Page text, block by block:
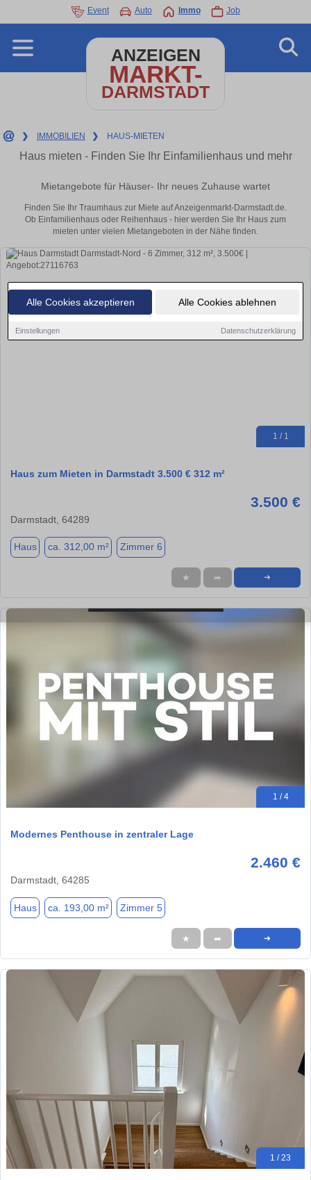
Alle Cookies akzeptieren Alle Cookies ablehnen
Einstellungen Datenschutzerklärung
Event Auto Immo Job
ANZEIGEN
MARKT-
DARMSTADT
❯ IMMOBILIEN ❯ HAUS-MIETEN
Haus mieten - Finden Sie Ihr Einfamilienhaus und mehr
Mietangebote für Häuser- Ihr neues Zuhause wartet
Finden Sie Ihr Traumhaus zur Miete auf Anzeigenmarkt-Darmstadt.de.
Ob Einfamilienhaus oder Reihenhaus - hier werden Sie Ihr Haus zum
mieten unter vielen Mietangeboten in der Nähe finden.
1 / 1
Haus zum Mieten in Darmstadt 3.500 € 312 m²
3.500 €
Darmstadt, 64289
Haus ca. 312,00 m² Zimmer 6
★ ➦ ➜
1 / 4
Modernes Penthouse in zentraler Lage
2.460 €
Darmstadt, 64285
Haus ca. 193,00 m² Zimmer 5
★ ➦ ➜
1 / 23